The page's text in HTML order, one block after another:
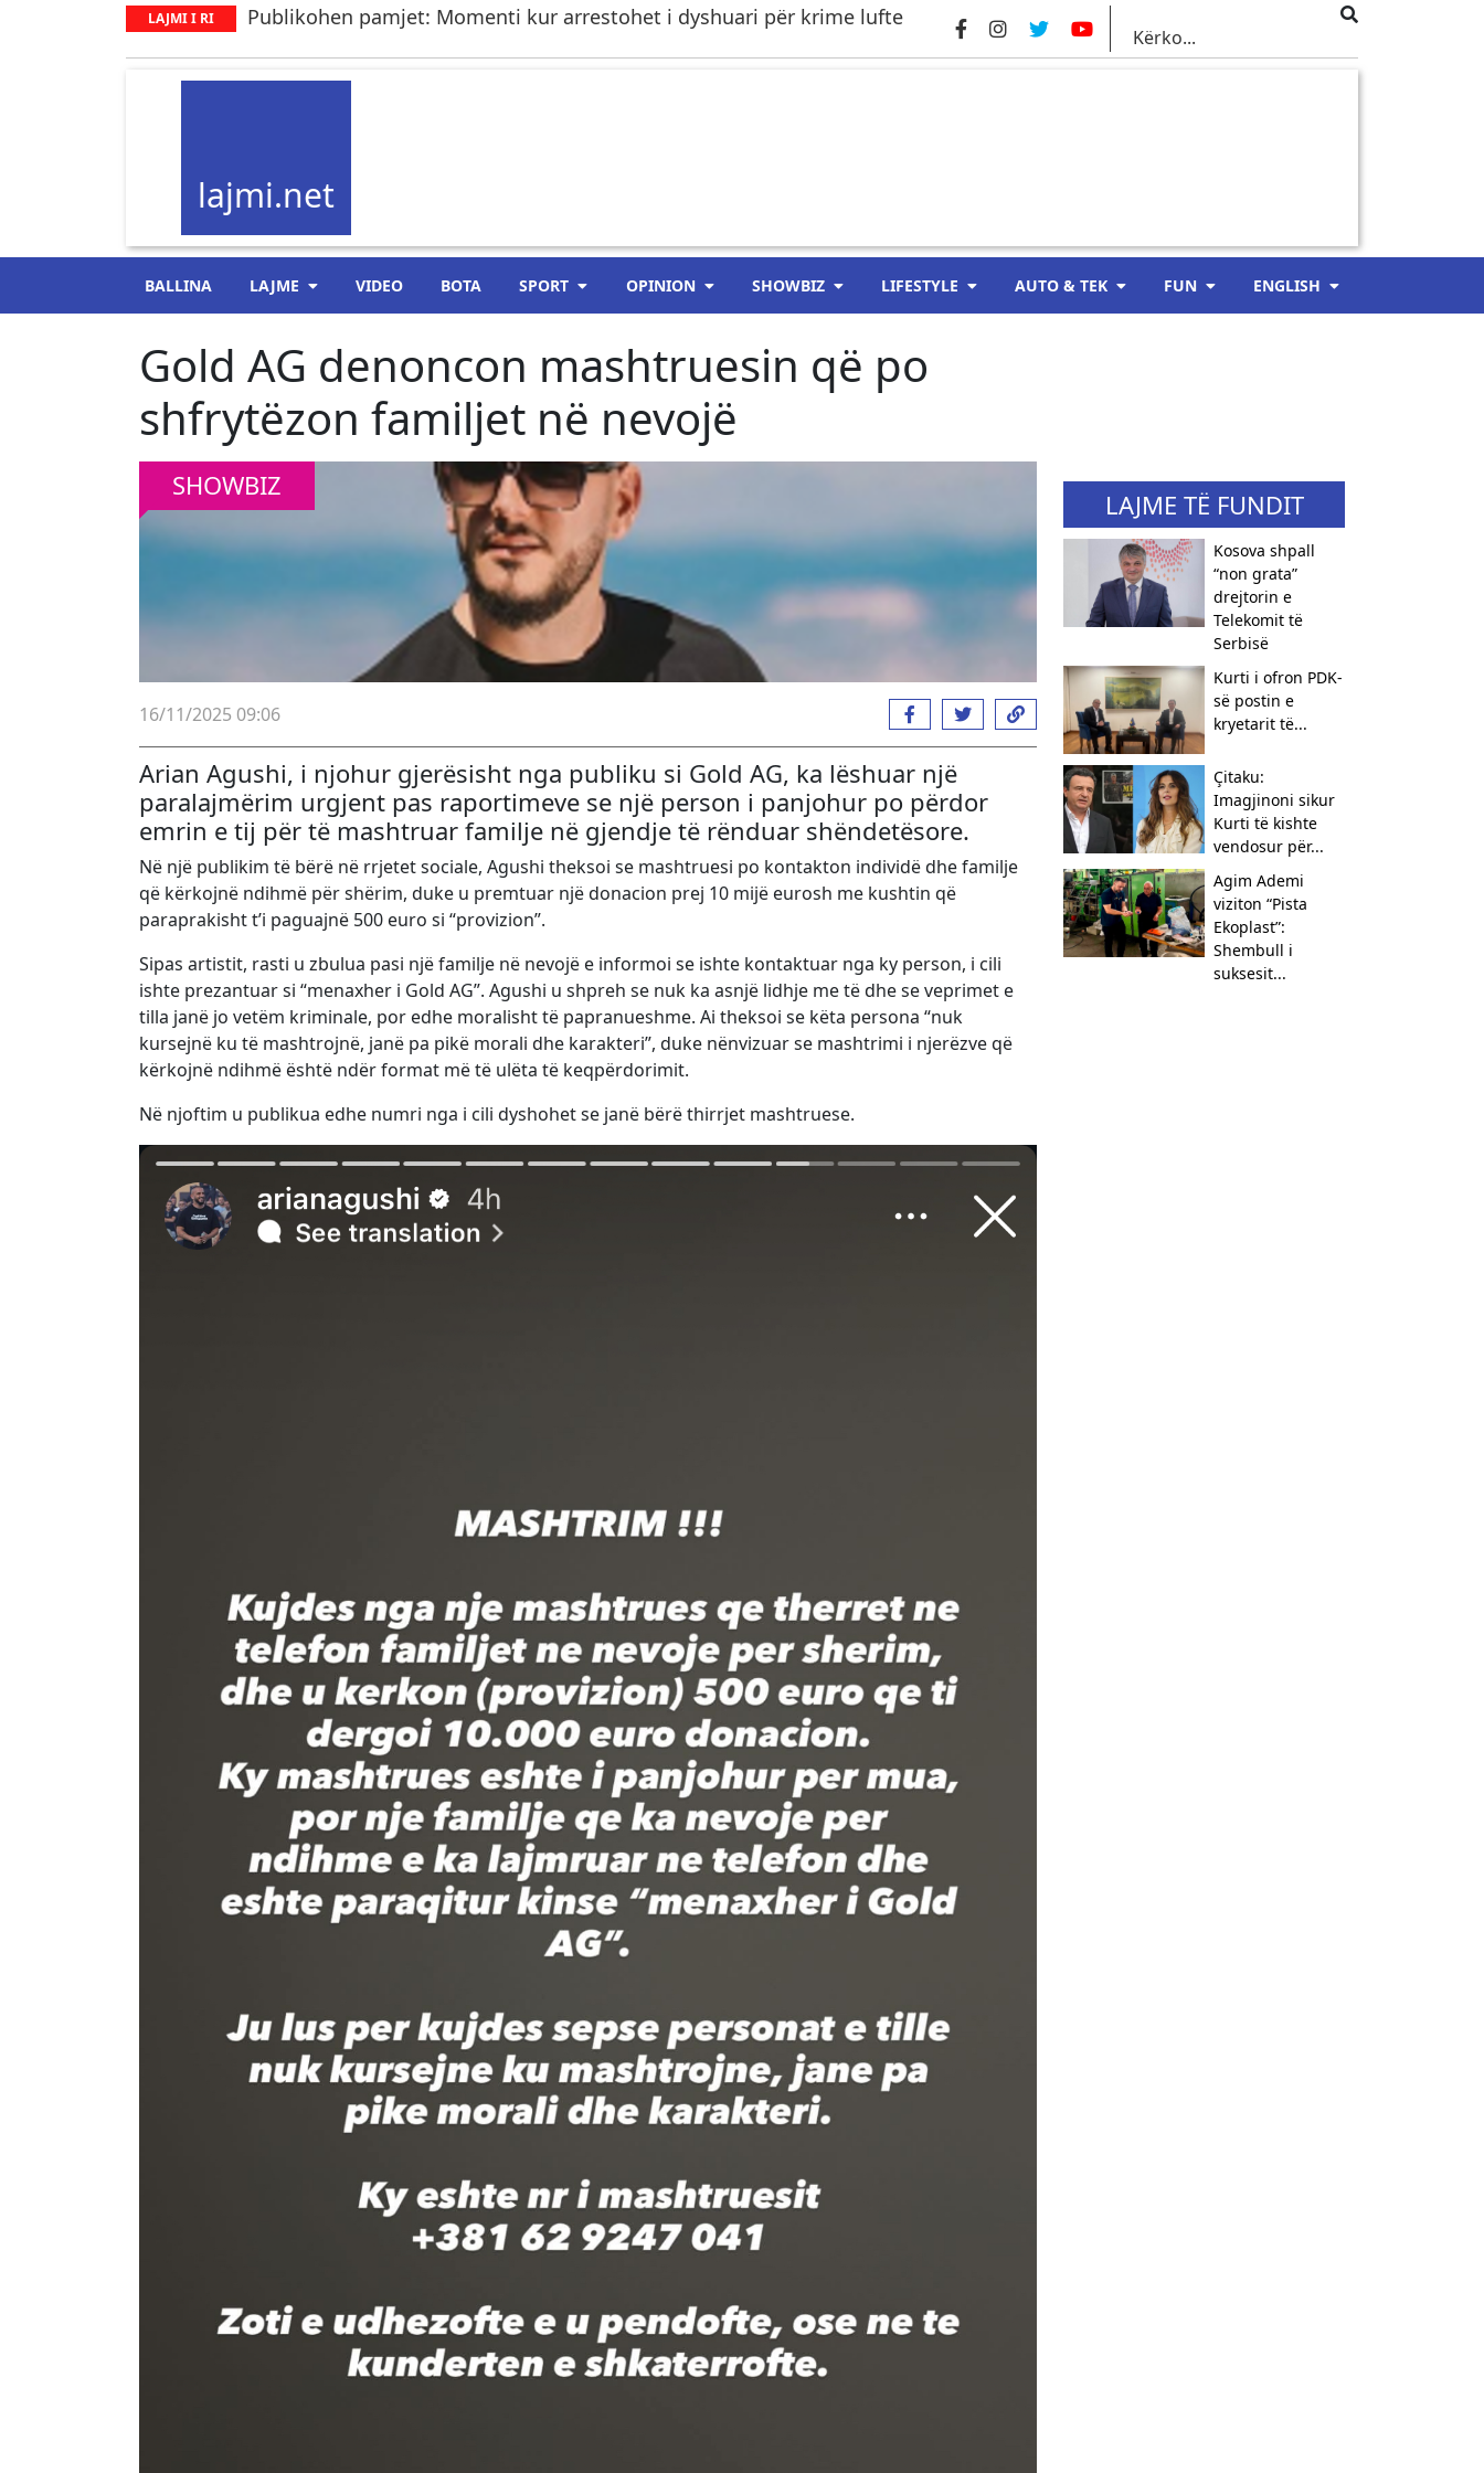
LAJMI I RI Publikohen pamjet: Momenti kur arrestohet i dyshuari për krime lufte
lajmi.net
BALLINA LAJME VIDEO BOTA SPORT OPINION SHOWBIZ LIFESTYLE AUTO & TEK FUN ENGLISH
Gold AG denoncon mashtruesin që po
shfrytëzon familjet në nevojë
SHOWBIZ
16/11/2025 09:06
Arian Agushi, i njohur gjerësisht nga publiku si Gold AG, ka lëshuar një
paralajmërim urgjent pas raportimeve se një person i panjohur po përdor
emrin e tij për të mashtruar familje në gjendje të rënduar shëndetësore.
Në një publikim të bërë në rrjetet sociale, Agushi theksoi se mashtruesi po kontakton individë dhe familje
që kërkojnë ndihmë për shërim, duke u premtuar një donacion prej 10 mijë eurosh me kushtin që
paraprakisht t’i paguajnë 500 euro si “provizion”.
Sipas artistit, rasti u zbulua pasi një familje në nevojë e informoi se ishte kontaktuar nga ky person, i cili
ishte prezantuar si “menaxher i Gold AG”. Agushi u shpreh se nuk ka asnjë lidhje me të dhe se veprimet e
tilla janë jo vetëm kriminale, por edhe moralisht të papranueshme. Ai theksoi se këta persona “nuk
kursejnë ku të mashtrojnë, janë pa pikë morali dhe karakteri”, duke nënvizuar se mashtrimi i njerëzve që
kërkojnë ndihmë është ndër format më të ulëta të keqpërdorimit.
Në njoftim u publikua edhe numri nga i cili dyshohet se janë bërë thirrjet mashtruese.
LAJME TË FUNDIT
Kosova shpall
“non grata”
drejtorin e
Telekomit të
Serbisë
Kurti i ofron PDK-
së postin e
kryetarit të...
Çitaku:
Imagjinoni sikur
Kurti të kishte
vendosur për...
Agim Ademi
viziton “Pista
Ekoplast”:
Shembull i
suksesit...